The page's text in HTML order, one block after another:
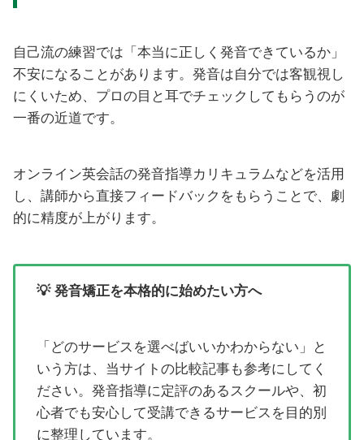
自己流の練習では「本当に正しく発音できているか」
不安になることがあります。発音は自分では客観視し
にくいため、プロの目と耳でチェックしてもらうのが
一番の近道です。
オンライン英会話の発音指導カリキュラムなどを活用
し、講師から直接フィードバックをもらうことで、劇
的に精度が上がります。
💡 発音矯正を本格的に始めたい方へ
「どのサービスを選べばいいかわからない」と
いう方は、当サイトの比較記事も参考にしてく
ださい。発音指導に定評のあるスクールや、初
心者でも安心して受講できるサービスを目的別
に整理しています。